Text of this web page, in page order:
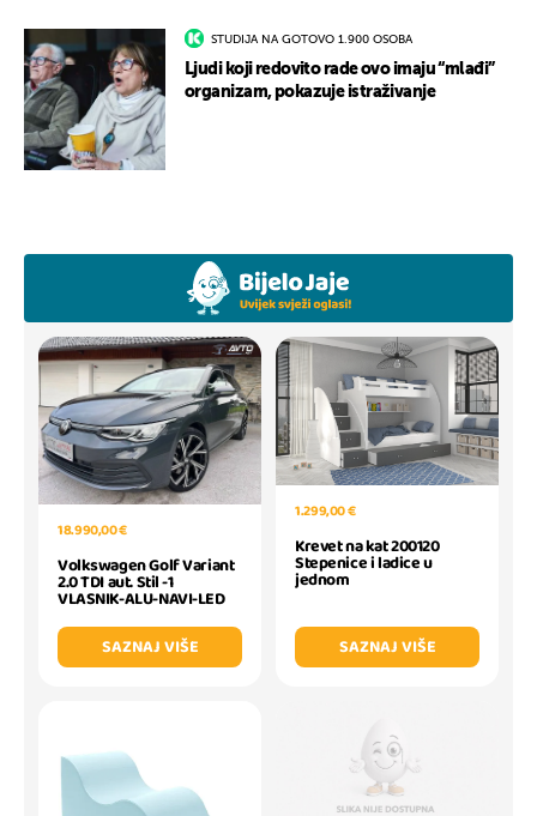
STUDIJA NA GOTOVO 1.900 OSOBA
Ljudi koji redovito rade ovo imaju “mlađi”
organizam, pokazuje istraživanje
18.990,00 €
Volkswagen Golf Variant
2.0 TDI aut. Stil -1
VLASNIK-ALU-NAVI-LED
SAZNAJ VIŠE
1.299,00 €
Krevet na kat 200120
Stepenice i ladice u
jednom
SAZNAJ VIŠE